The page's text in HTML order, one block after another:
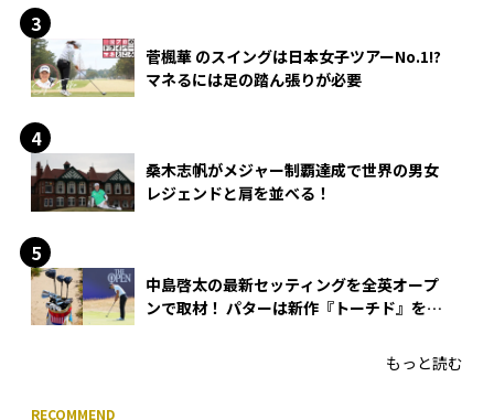
菅楓華 のスイングは日本女子ツアーNo.1!?
マネるには足の踏ん張りが必要
桑木志帆がメジャー制覇達成で世界の男女
レジェンドと肩を並べる！
中島啓太の最新セッティングを全英オープ
ンで取材！ パターは新作『トーチド』を投
もっと読む